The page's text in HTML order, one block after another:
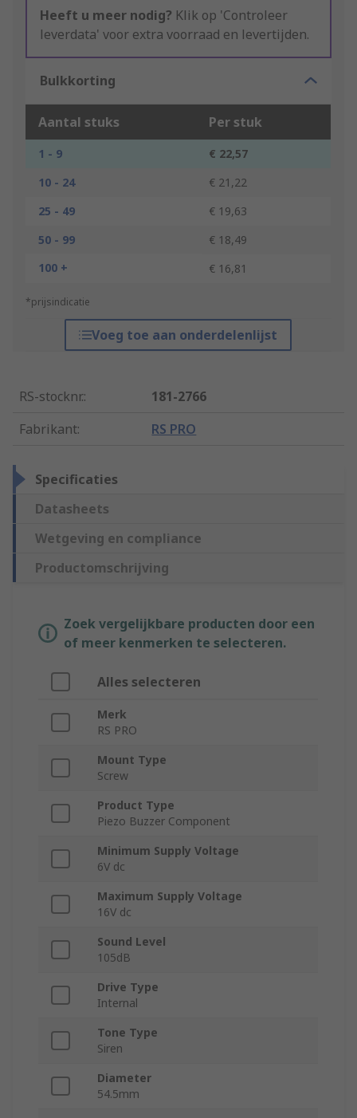
Heeft u meer nodig? Klik op 'Controleer
leverdata' voor extra voorraad en levertijden.
Bulkkorting
Aantal stuks Per stuk
1 - 9
€ 22,57
10 - 24
€ 21,22
25 - 49
€ 19,63
50 - 99
€ 18,49
100 +
€ 16,81
*prijsindicatie
Voeg toe aan onderdelenlijst
RS-stocknr.:
181-2766
Fabrikant: RS PRO
Specificaties
Datasheets
Wetgeving en compliance
Productomschrijving
Zoek vergelijkbare producten door een
of meer kenmerken te selecteren.
Alles selecteren
Merk
RS PRO
Mount Type
Screw
Product Type
Piezo Buzzer Component
Minimum Supply Voltage
6V dc
Maximum Supply Voltage
16V dc
Sound Level
105dB
Drive Type
Internal
Tone Type
Siren
Diameter
54.5mm